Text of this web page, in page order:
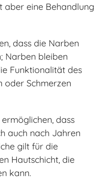
aber eine Behandlung
dass die Narben
Narben bleiben
Funktionalität des
oder Schmerzen
dass
auch nach Jahren
gilt für die
Hautschicht, die
kann.